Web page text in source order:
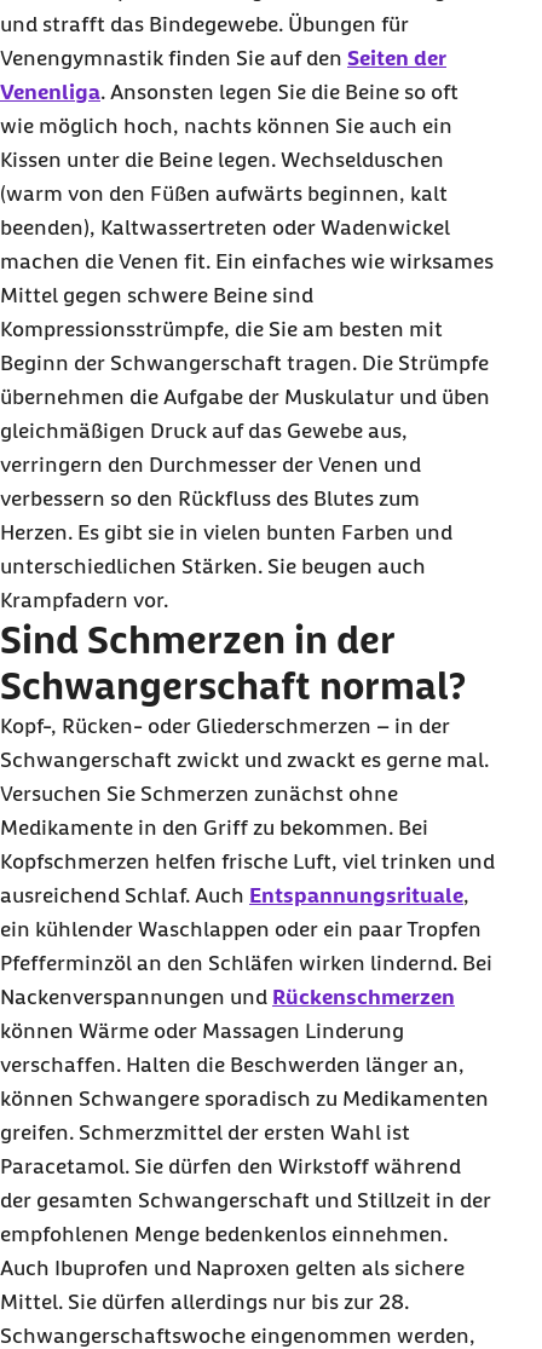
und strafft das Bindegewebe. Übungen für
Venengymnastik finden Sie auf den Seiten der
Venenliga. Ansonsten legen Sie die Beine so oft
wie möglich hoch, nachts können Sie auch ein
Kissen unter die Beine legen. Wechselduschen
(warm von den Füßen aufwärts beginnen, kalt
beenden), Kaltwassertreten oder Wadenwickel
machen die Venen fit. Ein einfaches wie wirksames
Mittel gegen schwere Beine sind
Kompressionsstrümpfe, die Sie am besten mit
Beginn der Schwangerschaft tragen. Die Strümpfe
übernehmen die Aufgabe der Muskulatur und üben
gleichmäßigen Druck auf das Gewebe aus,
verringern den Durchmesser der Venen und
verbessern so den Rückfluss des Blutes zum
Herzen. Es gibt sie in vielen bunten Farben und
unterschiedlichen Stärken. Sie beugen auch
Krampfadern vor.
Sind Schmerzen in der
Schwangerschaft normal?
Kopf-, Rücken- oder Gliederschmerzen – in der
Schwangerschaft zwickt und zwackt es gerne mal.
Versuchen Sie Schmerzen zunächst ohne
Medikamente in den Griff zu bekommen. Bei
Kopfschmerzen helfen frische Luft, viel trinken und
ausreichend Schlaf. Auch Entspannungsrituale,
ein kühlender Waschlappen oder ein paar Tropfen
Pfefferminzöl an den Schläfen wirken lindernd. Bei
Nackenverspannungen und Rückenschmerzen
können Wärme oder Massagen Linderung
verschaffen. Halten die Beschwerden länger an,
können Schwangere sporadisch zu Medikamenten
greifen. Schmerzmittel der ersten Wahl ist
Paracetamol. Sie dürfen den Wirkstoff während
der gesamten Schwangerschaft und Stillzeit in der
empfohlenen Menge bedenkenlos einnehmen.
Auch Ibuprofen und Naproxen gelten als sichere
Mittel. Sie dürfen allerdings nur bis zur 28.
Schwangerschaftswoche eingenommen werden,